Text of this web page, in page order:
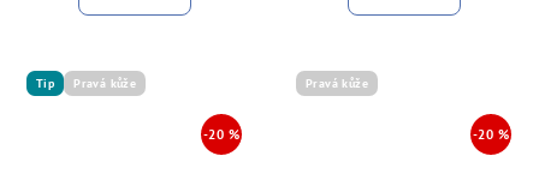
Tip Pravá kůže Pravá kůže